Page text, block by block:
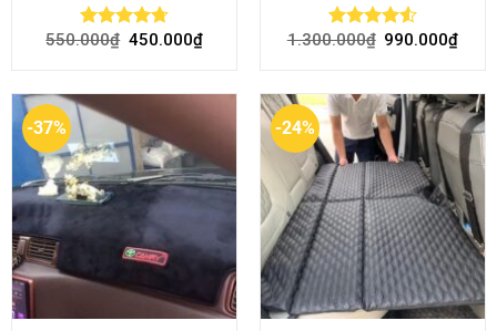
Rated4.70
550.000₫ 450.000₫ Rated 4.54
1.300.000₫ 990.000₫
-37% -24%